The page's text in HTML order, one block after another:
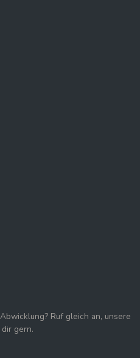
Ruf gleich an, unsere
gern.